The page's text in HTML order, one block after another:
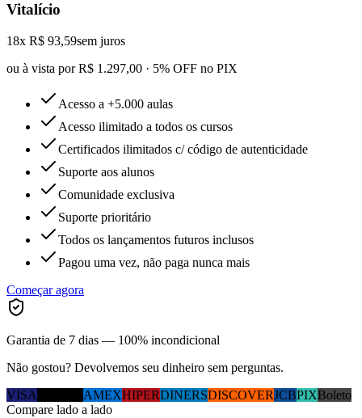
Vitalício
18x R$ 93,59sem juros
ou à vista por R$ 1.297,00 · 5% OFF no PIX
Acesso a +5.000 aulas
Acesso ilimitado a todos os cursos
Certificados ilimitados c/ código de autenticidade
Suporte aos alunos
Comunidade exclusiva
Suporte prioritário
Todos os lançamentos futuros inclusos
Pagou uma vez, não paga nunca mais
Começar agora
Garantia de 7 dias — 100% incondicional
Não gostou? Devolvemos seu dinheiro sem perguntas.
VISA
AMEXHIPERDINERSDISCOVERJCBPIXBoleto
Compare lado a lado